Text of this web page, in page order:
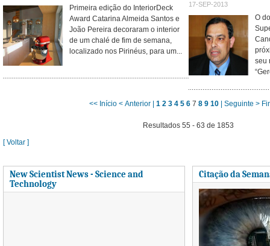
Primeira edição do InteriorDeck
Award Catarina Almeida Santos e
João Pereira decoraram o interior
de um chalé de fim de semana,
localizado nos Pirinéus, para um...
17-SEP-2013
O
seu
<< Início < Anterior | 1 2 3 4 5 6 7 8 9 10 | Seguinte >
Resultados 55 - 63 de 1853
[ Voltar ]
New Scientist News - Science and
Technology
Citação da